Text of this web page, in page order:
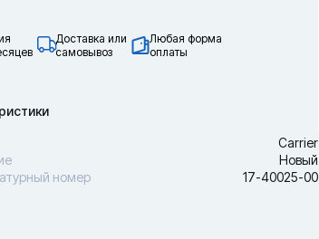
Доставка или
самовывоз
Любая форма
оплаты
Carrier
Новый
номер
17-40025-00